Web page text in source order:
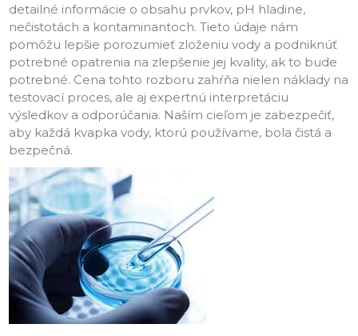
detailné informácie o obsahu prvkov, pH hladine,
nečistotách a kontaminantoch. Tieto údaje nám
pomôžu lepšie porozumieť zloženiu vody a podniknúť
potrebné opatrenia na zlepšenie jej kvality, ak to bude
potrebné. Cena tohto rozboru zahŕňa nielen náklady na
testovací proces, ale aj expertnú interpretáciu
výsledkov a odporúčania. Naším cieľom je zabezpečiť,
aby každá kvapka vody, ktorú používame, bola čistá a
bezpečná.